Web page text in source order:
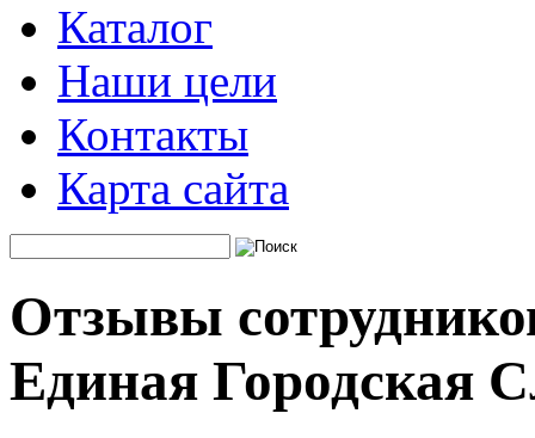
Каталог
Наши цели
Контакты
Карта сайта
Отзывы
Единая Городская